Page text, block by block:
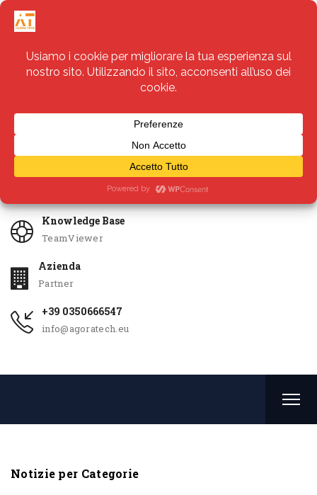
Servizi
Knowledge Base
TeamViewer
Azienda
Partner
+39 0350666547
info@agoratech.eu
Notizie per Categorie